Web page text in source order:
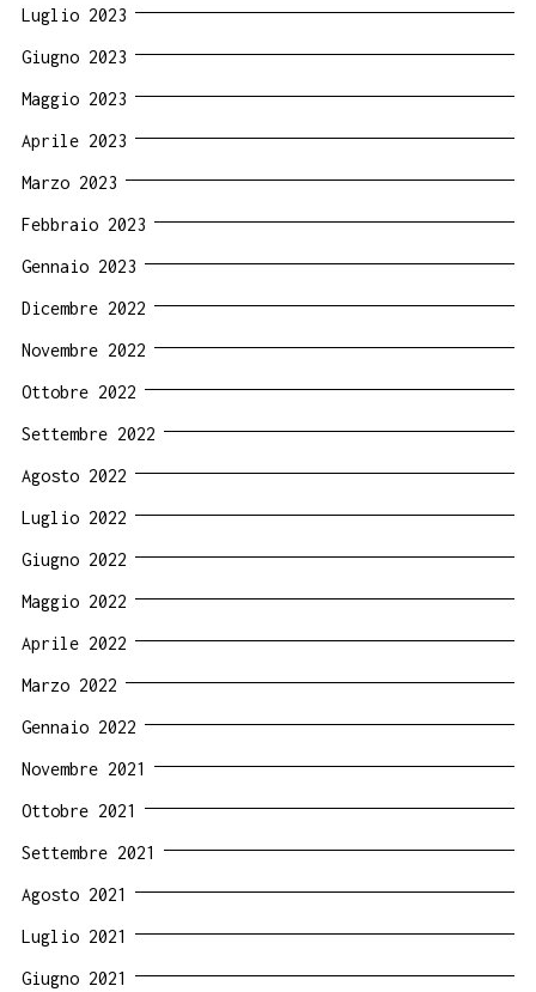
Luglio 2023
Giugno 2023
Maggio 2023
Aprile 2023
Marzo 2023
Febbraio 2023
Gennaio 2023
Dicembre 2022
Novembre 2022
Ottobre 2022
Settembre 2022
Agosto 2022
Luglio 2022
Giugno 2022
Maggio 2022
Aprile 2022
Marzo 2022
Gennaio 2022
Novembre 2021
Ottobre 2021
Settembre 2021
Agosto 2021
Luglio 2021
Giugno 2021